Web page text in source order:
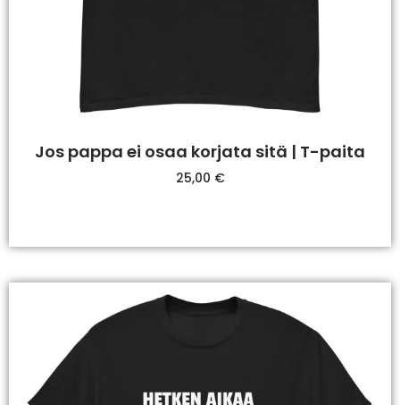
Jos pappa ei osaa korjata sitä | T-paita
25,00 €